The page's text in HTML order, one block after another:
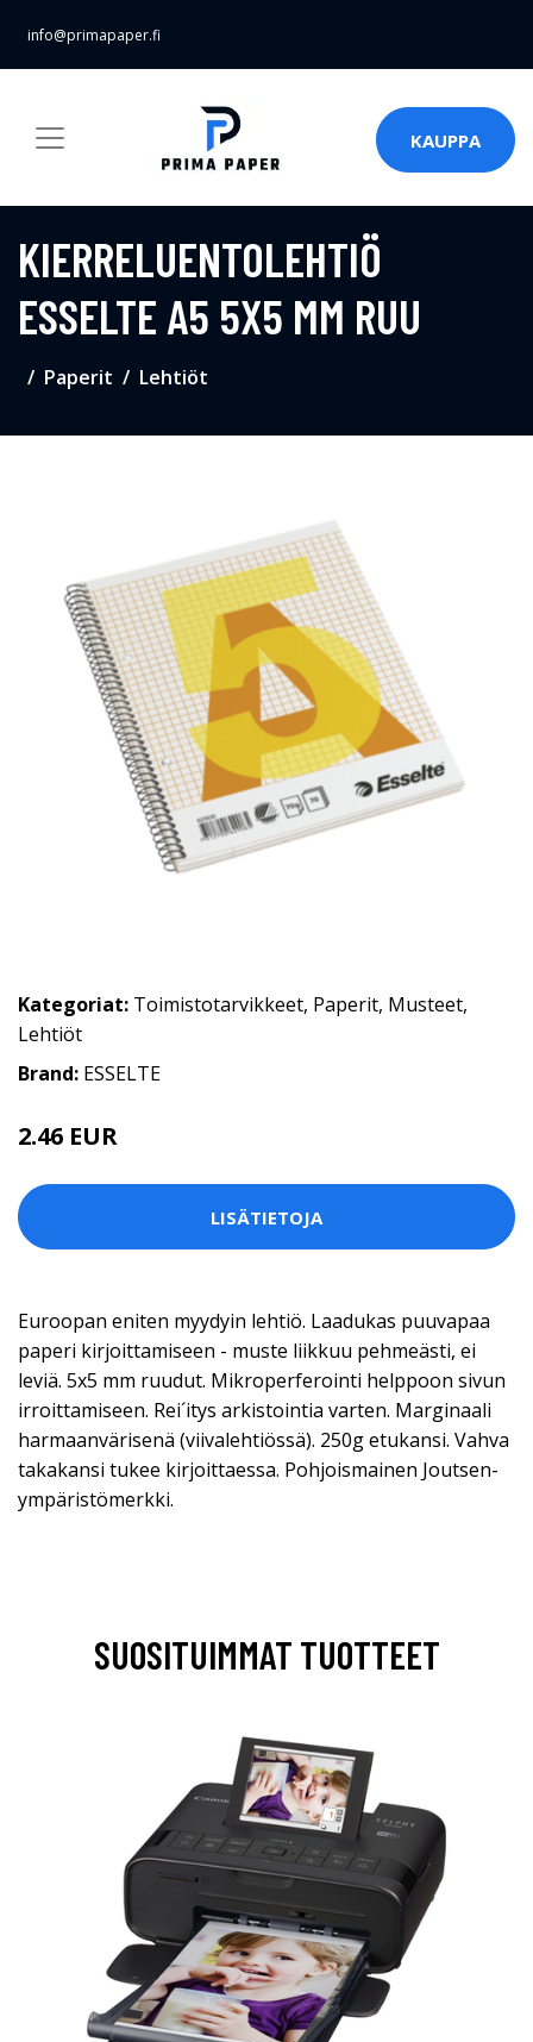
info@primapaper.fi
KAUPPA
KIERRELUENTOLEHTIÖ
ESSELTE A5 5X5 MM RUU
Paperit Lehtiöt
Kategoriat: Toimistotarvikkeet, Paperit, Musteet,
Lehtiöt
Brand: ESSELTE
2.46 EUR
LISÄTIETOJA
Euroopan eniten myydyin lehtiö. Laadukas puuvapaa
paperi kirjoittamiseen - muste liikkuu pehmeästi, ei
leviä. 5x5 mm ruudut. Mikroperferointi helppoon sivun
irroittamiseen. Rei´itys arkistointia varten. Marginaali
harmaanvärisenä (viivalehtiössä). 250g etukansi. Vahva
takakansi tukee kirjoittaessa. Pohjoismainen Joutsen-
ympäristömerkki.
SUOSITUIMMAT TUOTTEET